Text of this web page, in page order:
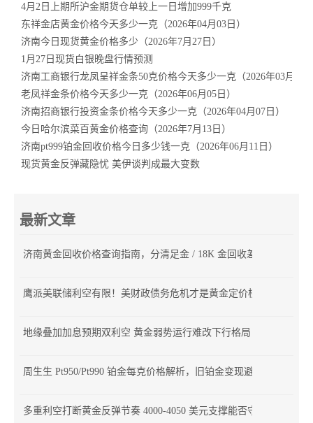
4月2日上期所沪金期货仓单较上一日增加999千克
东祥金店黄金价格今天多少一克（2026年04月03日）
济南今日现货黄金价格多少（2026年7月27日）
1月27日现货白银晚盘行情预测
济南工商银行龙凤呈祥金条50克价格今天多少一克（2026年03月26
老凤祥金条价格今天多少一克（2026年06月05日）
济南招商银行投资金条价格今天多少一克（2026年04月07日）
今日哈尔滨菜百黄金价格查询（2026年7月13日）
济南pt999铂金回收价格今日多少钱一克（2026年06月11日）
现货黄金反弹藏隐忧 美伊谈判成最大变数
最新文章
济南黄金回收价格查询指南，分清足金 / 18K 金回收差价
鹰派美联储利空有限！美财政债务危机才是黄金定价核心
地缘叠加加息预期双利空 黄金弱势运行难改下行格局
周生生 Pt950/Pt990 铂金每克价格解析，旧铂金变现避坑指南
多重利空打断黄金反弹节奏 4000-4050 美元支撑能否守住？